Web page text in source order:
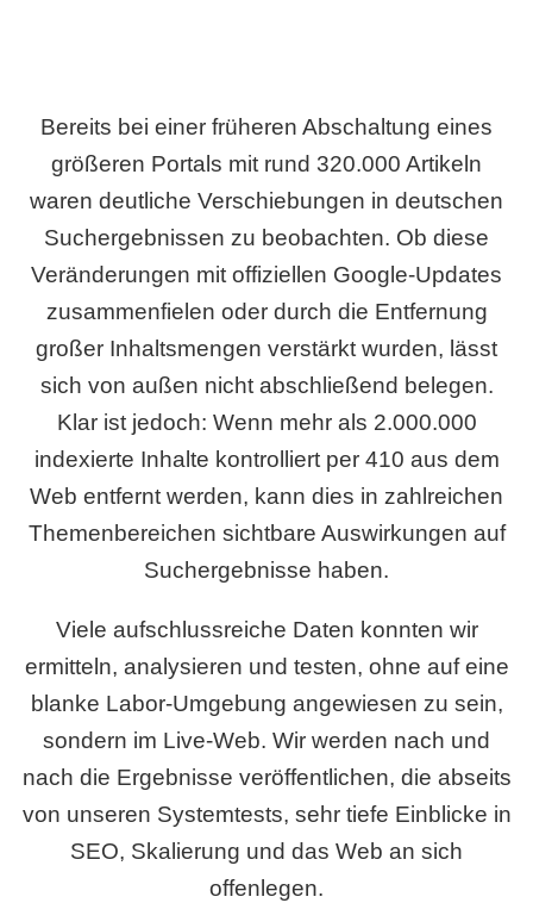
Bereits bei einer früheren Abschaltung eines
größeren Portals mit rund 320.000 Artikeln
waren deutliche Verschiebungen in deutschen
Suchergebnissen zu beobachten. Ob diese
Veränderungen mit offiziellen Google-Updates
zusammenfielen oder durch die Entfernung
großer Inhaltsmengen verstärkt wurden, lässt
sich von außen nicht abschließend belegen.
Klar ist jedoch: Wenn mehr als 2.000.000
indexierte Inhalte kontrolliert per 410 aus dem
Web entfernt werden, kann dies in zahlreichen
Themenbereichen sichtbare Auswirkungen auf
Suchergebnisse haben.
Viele aufschlussreiche Daten konnten wir
ermitteln, analysieren und testen, ohne auf eine
blanke Labor-Umgebung angewiesen zu sein,
sondern im Live-Web. Wir werden nach und
nach die Ergebnisse veröffentlichen, die abseits
von unseren Systemtests, sehr tiefe Einblicke in
SEO, Skalierung und das Web an sich
offenlegen.